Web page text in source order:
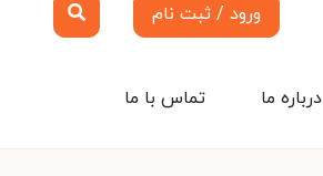
ورود / ثبت نام
تماس با ما درباره ما